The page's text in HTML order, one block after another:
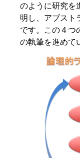
のように研究を
明し、アブスト
です。この４つ
の執筆を進めて